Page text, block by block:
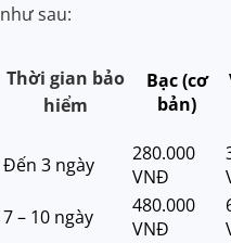
như sau:
Thời gian bảo
hiểm
Bạc (cơ
bản)
Đến 3 ngày
280.000
VNĐ
7 – 10 ngày
480.000
VNĐ